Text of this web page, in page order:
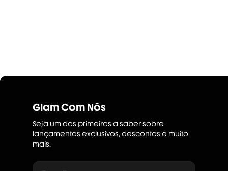
Glam Com Nós
Seja um dos primeiros a saber sobre
lançamentos exclusivos, descontos e muito
mais.